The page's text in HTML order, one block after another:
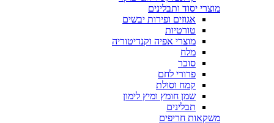
מוצרי יסוד ותבלינים
אגוזים ופירות יבשים
טורטיות
מוצרי אפיה וקנדיטוריה
מלח
סוכר
פרורי לחם
קמח וסולת
שמן חומץ ומיץ לימון
תבלינים
משקאות חריפים